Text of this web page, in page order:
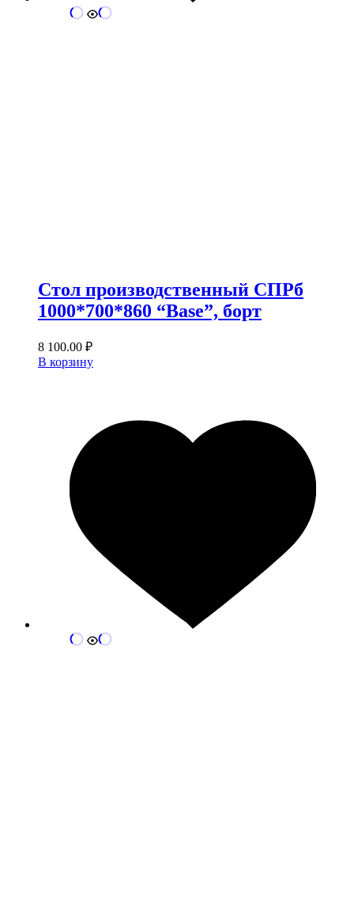
Стол производственный СПРб
1000*700*860 “Base”, борт
8 100.00 ₽
В корзину